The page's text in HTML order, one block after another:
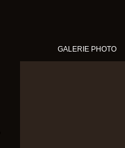
GALERIE PHOTO